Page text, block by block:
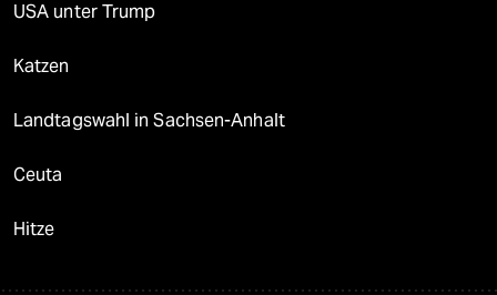
USA unter Trump
Katzen
Landtagswahl in Sachsen-Anhalt
Ceuta
Hitze